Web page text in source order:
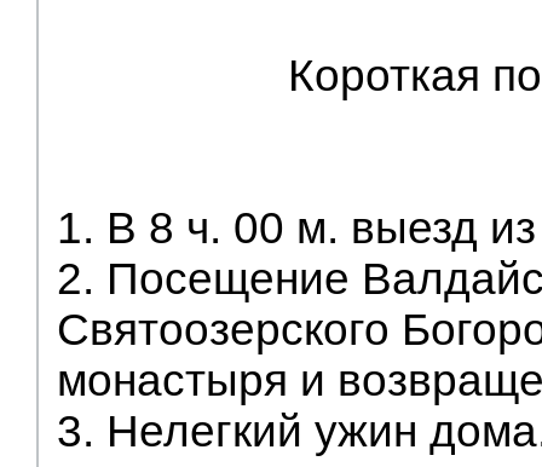
Короткая
1. В 8 ч. 00 м. выезд
2. Посещение
Святоозерского
монастыря и
3. Нелегкий ужин